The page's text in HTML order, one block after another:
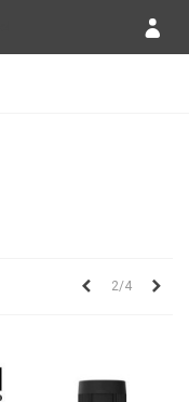
Anterior
2/4